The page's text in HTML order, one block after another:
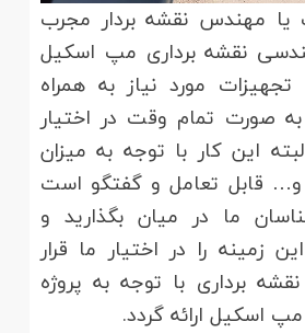
یا مهندس نقشه بردار مجرب
نقشه برداری مپ اسکیل
مورد نیاز به همراه
صورت تمام وقت در اختیار
این کار با توجه به میزان
و… قابل تعامل و گفتگو است
ما در میان بگذارید و
زمینه را در اختیار ما قرار
برداری با توجه به پروژه
اسکیل ارائه گردد.